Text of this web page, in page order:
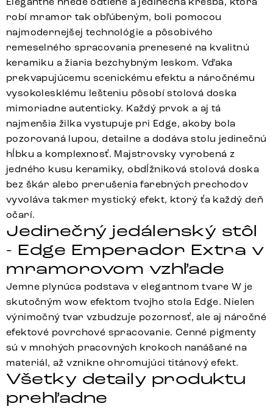
robí mramor tak obľúbeným, boli pomocou
najmodernejšej technológie a pôsobivého
remeselného spracovania prenesené na kvalitnú
keramiku a žiaria bezchybným leskom. Vďaka
prekvapujúcemu scenickému efektu a náročnému
vysokolesklému lešteniu pôsobí stolová doska
mimoriadne autenticky. Každý prvok a aj tá
najmenšia žilka vystupuje pri Edge, akoby bola
pozorovaná lupou, detailne a dodáva stolu jedinečnú
hĺbku a komplexnosť. Majstrovsky vyrobená z
jedného kusu keramiky, obdĺžniková stolová doska
bez škár alebo prerušenia farebných prechodov
vyvoláva takmer mystický efekt, ktorý ťa každý deň
očarí.
Jedinečný jedálenský stôl
- Edge Emperador Extra v
mramorovom vzhľade
Jemne plynúca podstava v elegantnom tvare W je
skutočným wow efektom tvojho stola Edge. Nielen
výnimočný tvar vzbudzuje pozornosť, ale aj náročné
efektové povrchové spracovanie. Cenné pigmenty
sú v mnohých pracovných krokoch nanášané na
materiál, až vznikne ohromujúci titánový efekt.
Všetky detaily produktu
prehľadne